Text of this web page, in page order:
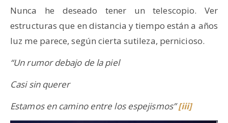
Nunca he deseado tener un telescopio. Ver
estructuras que en distancia y tiempo están a años
luz me parece, según cierta sutileza, pernicioso.
“Un rumor debajo de la piel
Casi sin querer
Estamos en camino entre los espejismos”[iii]